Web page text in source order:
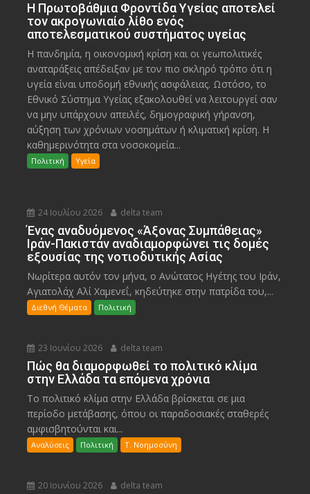
Η Πρωτοβάθμια Φροντίδα Υγείας αποτελεί
τον ακρογωνιαίο λίθο ενός
αποτελεσματικού συστήματος υγείας
Η πανδημία, η οικονομική κρίση και οι γεωπολιτικές
αναταράξεις απέδειξαν με τον πιο σκληρό τρόπο ότι η
υγεία είναι υποδομή εθνικής ασφάλειας. Ωστόσο, το
Εθνικό Σύστημα Υγείας εξακολουθεί να λειτουργεί σαν
να μην υπάρχουν απειλές, δημογραφική γήρανση,
αύξηση των χρόνιων νοσημάτων ή κλιματική κρίση. Η
καθημερινότητα στα νοσοκομεία...
Πολιτική Υγεία
24 Ιουλίου 2026 delta team
Ένας αναδυόμενος «Άξονας Συμπάθειας»
Ιράν-Πακιστάν αναδιαμορφώνει τις δομές
εξουσίας της νοτιοδυτικής Ασίας
Νωρίτερα αυτόν τον μήνα, ο Ανώτατος Ηγέτης του Ιράν,
Αγιατολάχ Αλί Χαμενεΐ, κηδεύτηκε στην πατρίδα του,...
Διεθνή Θέματα Πολιτική
23 Ιουνίου 2026 delta team
Πώς θα διαμορφωθεί το πολιτικό κλίμα
στην Ελλάδα τα επόμενα χρόνια
Το πολιτικό κλίμα στην Ελλάδα βρίσκεται σε μια
περίοδο μετάβασης, όπου οι παραδοσιακές σταθερές
αμφισβητούνται και...
Αναλύσεις Πολιτική Τ. Νοημοσύνη
20 Ιουνίου 2026 delta team